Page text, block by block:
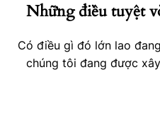
Những điều tuyệt
Có điều gì đó lớn lao
chúng tôi đang được